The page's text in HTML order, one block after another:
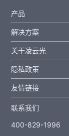
产品
解决方案
关于凌云光
隐私政策
友情链接
联系我们
400-829-1996